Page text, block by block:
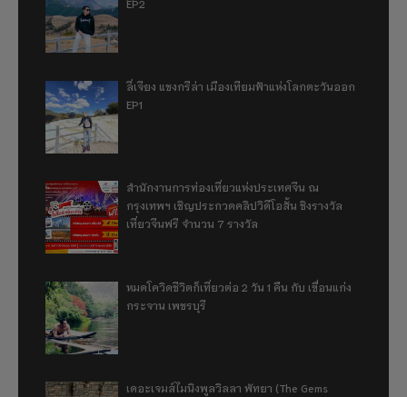
EP2
ลี่เจียง แชงกรีล่า เมืองเทียมฟ้าแห่งโลกตะวันออก
EP1
สำนักงานการท่องเที่ยวแห่งประเทศจีน ณ
กรุงเทพฯ เชิญประกวดคลิปวิดีโอสั้น ชิงรางวัล
เที่ยวจีนฟรี จำนวน 7 รางวัล
หมดโควิดชีวิตก็เที่ยวต่อ 2 วัน 1 คืน กับ เขื่อนแก่ง
กระจาน เพชรบุรี
เดอะเจมส์ไมนิงพูลวิลลา พัทยา (The Gems